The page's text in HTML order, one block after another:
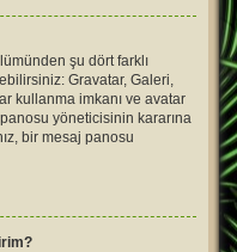
şu dört farklı
Gravatar, Galeri,
kullanma imkanı ve avatar
yöneticisinin kararına
bir mesaj panosu